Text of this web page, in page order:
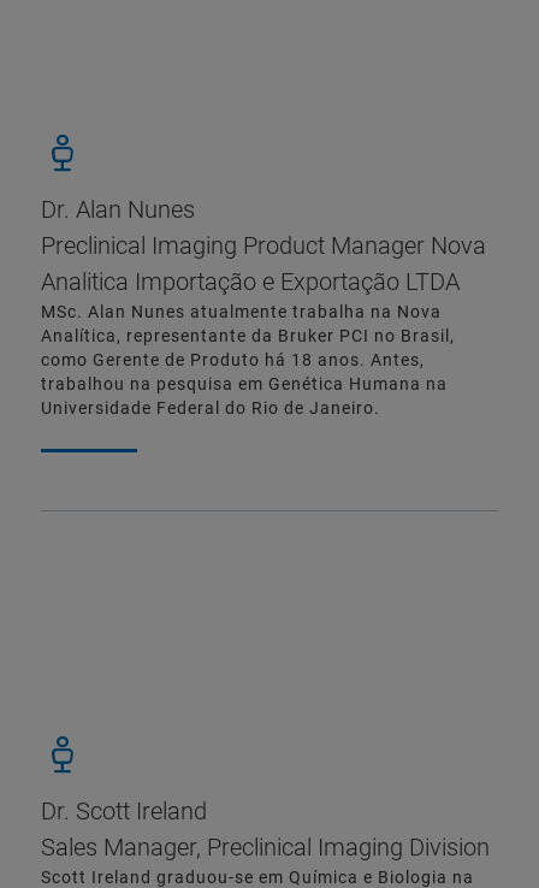
Dr. Alan Nunes
Preclinical Imaging Product Manager Nova
Analitica Importação e Exportação LTDA
MSc. Alan Nunes atualmente trabalha na Nova
Analítica, representante da Bruker PCI no Brasil,
como Gerente de Produto há 18 anos. Antes,
trabalhou na pesquisa em Genética Humana na
Universidade Federal do Rio de Janeiro.
Dr. Scott Ireland
Sales Manager, Preclinical Imaging Division
Scott Ireland graduou-se em Química e Biologia na